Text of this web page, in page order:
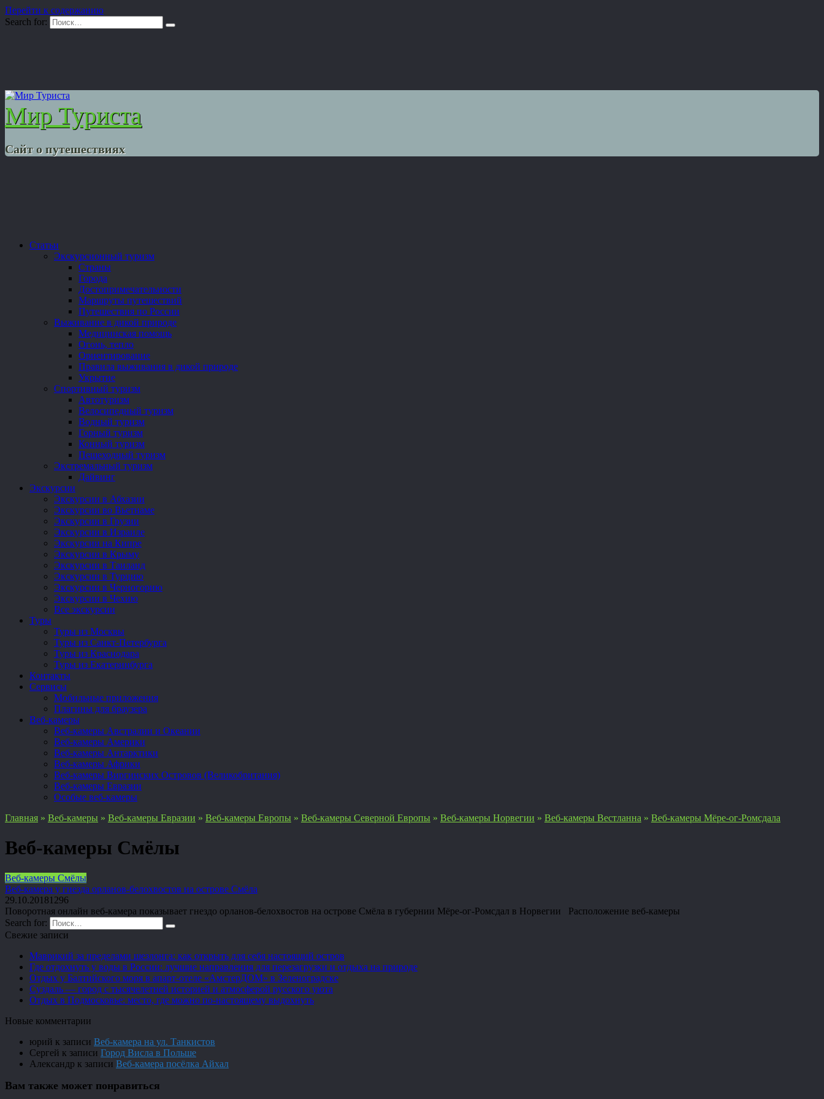
Перейти к содержанию
Search for:
Мир Туриста
Сайт о путешествиях
Статьи
Экскурсионный туризм
Страны
Города
Достопримечательности
Маршруты путешествий
Путешествия по России
Выживание в дикой природе
Медицинская помощь
Огонь, тепло
Ориентирование
Правила выживания в дикой природе
Укрытие
Спортивный туризм
Автотуризм
Велосипедный туризм
Водный туризм
Горный туризм
Конный туризм
Пешеходный туризм
Экстремальный туризм
Дайвинг
Экскурсии
Экскурсии в Абхазии
Экскурсии во Вьетнаме
Экскурсии в Грузии
Экскурсии в Израиле
Экскурсии на Кипре
Экскурсии в Крыму
Экскурсии в Таиланд
Экскурсии в Турцию
Экскурсии в Черногорию
Экскурсии в Чехию
Все экскурсии
Туры
Туры из Москвы
Туры из Санкт-Петербурга
Туры из Краснодара
Туры из Екатеринбурга
Контакты
Сервисы
Мобильные приложения
Плагины для браузера
Веб-камеры
Веб-камеры Австралии и Океании
Веб-камеры Америки
Веб-камеры Антарктики
Веб-камеры Африки
Веб-камеры Виргинских Островов (Великобритания)
Веб-камеры Евразии
Особые веб-камеры
Главная » Веб-камеры » Веб-камеры Евразии » Веб-камеры Европы » Веб-камеры Северной Европы » Веб-камеры Норвегии » Веб-камеры Вестланна » Веб-камеры Мёре-ог-Ромсдала
Веб-камеры Смёлы
Веб-камеры Смёлы
Веб-камера у гнезда орланов-белохвостов на острове Смёла
29.10.20181 296
Поворотная онлайн веб-камера показывает гнездо орланов-белохвостов на острове Смёла в губернии Мёре-ог-Ромсдал в Норвегии Расположение веб-камеры
Search for:
Свежие записи
Маврикий за пределами шезлонга: как открыть для себя настоящий остров
Где отдохнуть у воды в России: лучшие направления для перезагрузки и отдыха на природе
Отдых у Балтийского моря в апарт-отеле «АмстерДОМ» в Зеленоградске
Суздаль — город с тысячелетней историей и атмосферой русского уюта
Отдых в Подмосковье: место, где можно по-настоящему выдохнуть
Новые комментарии
юрий к записи Веб-камера на ул. Танкистов
Сергей к записи Город Висла в Польше
Александр к записи Веб-камера посёлка Айхал
Вам также может понравиться